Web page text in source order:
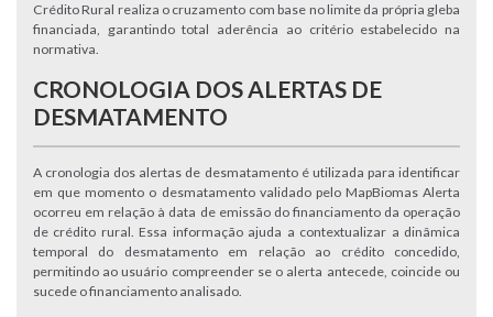
Crédito Rural realiza o cruzamento com base no limite da própria gleba
financiada, garantindo total aderência ao critério estabelecido na
normativa.
CRONOLOGIA DOS ALERTAS DE
DESMATAMENTO
A cronologia dos alertas de desmatamento é utilizada para identificar
em que momento o desmatamento validado pelo MapBiomas Alerta
ocorreu em relação à data de emissão do financiamento da operação
de crédito rural. Essa informação ajuda a contextualizar a dinâmica
temporal do desmatamento em relação ao crédito concedido,
permitindo ao usuário compreender se o alerta antecede, coincide ou
sucede o financiamento analisado.